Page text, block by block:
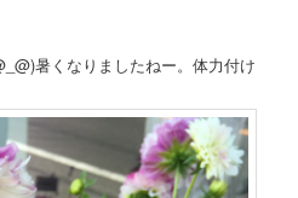
暑くなりましたねー。体力付け